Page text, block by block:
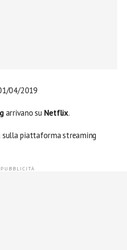
04/2019
arrivano su Netflix.
sulla piattaforma streaming